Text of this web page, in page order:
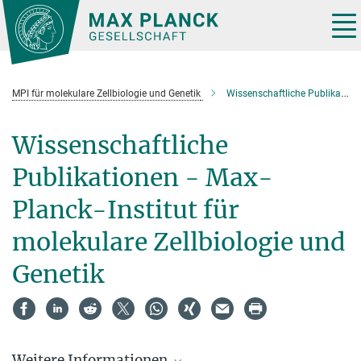
Hauptinhalt
MPI für molekulare Zellbiologie und Genetik Wissenschaftliche Publikationen
Wissenschaftliche
Publikationen - Max-
Planck-Institut für
molekulare Zellbiologie und
Genetik